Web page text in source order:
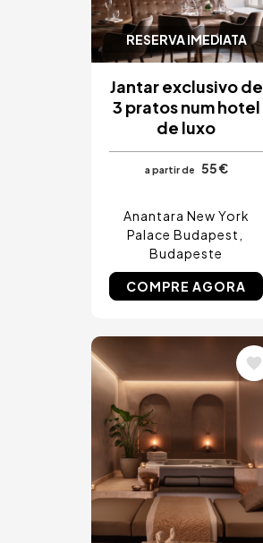
RESERVA IMEDIATA
Jantar exclusivo de
3 pratos num hotel
de luxo
a partir de 55 €
Anantara New York
Palace Budapest
Budapeste
COMPRE AGORA
Imagem